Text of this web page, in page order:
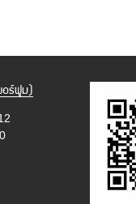
อร์ฟูม)